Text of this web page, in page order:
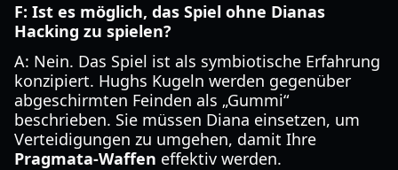
F: Ist es möglich, das Spiel ohne Dianas
Hacking zu spielen?
A: Nein. Das Spiel ist als symbiotische Erfahrung
konzipiert. Hughs Kugeln werden gegenüber
abgeschirmten Feinden als „Gummi“
beschrieben. Sie müssen Diana einsetzen, um
Verteidigungen zu umgehen, damit Ihre
Pragmata-Waffen effektiv werden.